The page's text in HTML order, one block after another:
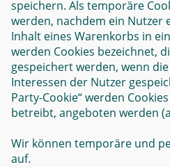
speichern. Als temporäre
werden, nachdem ein Nutzer
Inhalt eines Warenkorbs in
werden Cookies bezeichnet,
gespeichert werden, wenn
Interessen der Nutzer
Party-Cookie“ werden
betreibt, angeboten werden
Wir können temporäre und
auf.